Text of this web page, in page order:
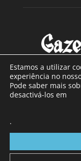
Com sede nas
a sul de distrito de
toda a região
Estamos a utilizar
experiência no
Pode saber mais
desactivá-los em
.